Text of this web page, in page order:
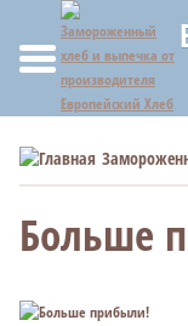
Больше